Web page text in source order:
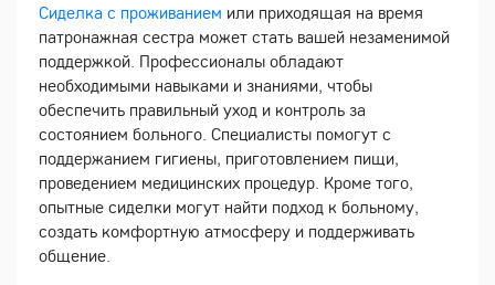
Сиделка с проживанием или приходящая на время
патронажная сестра может стать вашей незаменимой
поддержкой. Профессионалы обладают
необходимыми навыками и знаниями, чтобы
обеспечить правильный уход и контроль за
состоянием больного. Специалисты помогут с
поддержанием гигиены, приготовлением пищи,
проведением медицинских процедур. Кроме того,
опытные сиделки могут найти подход к больному,
создать комфортную атмосферу и поддерживать
общение.